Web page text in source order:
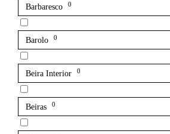
Barbaresco 0
Barolo 0
Beira Interior 0
Beiras 0